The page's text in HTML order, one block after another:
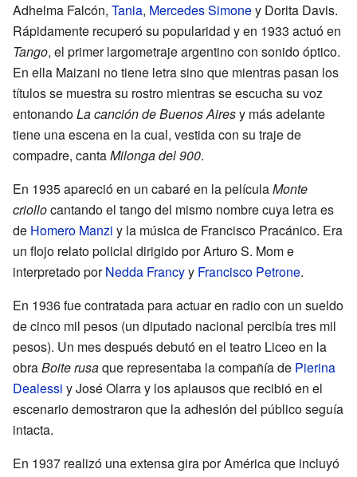
Adhelma Falcón, Tania, Mercedes Simoney Dorita Davis.
Rápidamente recuperó su popularidad y en 1933 actuó en
Tango, el primer largometraje argentino con sonido óptico.
En ella Maizani no tiene letra sino que mientras pasan los
títulos se muestra su rostro mientras se escucha su voz
entonandoLa canción de Buenos Airesy más adelante
tiene una escena en la cual, vestida con su traje de
compadre, cantaMilonga del 900.
En 1935 apareció en un cabaré en la películaMonte
criollocantando el tango del mismo nombre cuya letra es
de Homero Manzi y la música de Francisco Pracánico. Era
un flojo relato policial dirigido por Arturo S. Mom e
interpretado porNedda Francyy Francisco Petrone.
En 1936 fue contratada para actuar en radio con un sueldo
de cinco mil pesos (un diputado nacional percibía tres mil
pesos). Un mes después debutó en el teatro Liceo en la
obraBoite rusaque representaba la compañía de Pierina
Dealessi y José Olarra y los aplausos que recibió en el
escenario demostraron que la adhesión del público seguía
intacta.
En 1937 realizó una extensa gira por América que incluyó